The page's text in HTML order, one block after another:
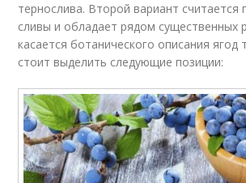
тернослива. Второй вариант считается
сливы и обладает рядом существенных
касается ботанического описания ягод
стоит выделить следующие позиции: